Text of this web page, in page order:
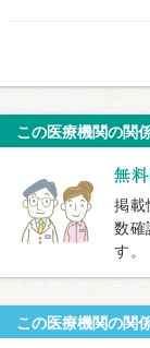
この医療機関の関
掲載
数確
す。
この医療機関の関